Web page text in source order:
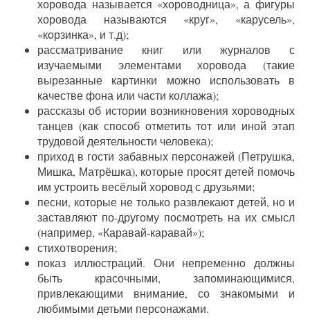
хоровода называется «хороводница», а фигуры
хоровода называются «круг», «карусель»,
«корзинка», и т.д);
рассматривание книг или журналов с
изучаемыми элементами хоровода (такие
вырезанные картинки можно использовать в
качестве фона или части коллажа);
рассказы об истории возникновения хороводных
танцев (как способ отметить тот или иной этап
трудовой деятельности человека);
приход в гости забавных персонажей (Петрушка,
Мишка, Матрёшка), которые просят детей помочь
им устроить весёлый хоровод с друзьями;
песни, которые не только развлекают детей, но и
заставляют по-другому посмотреть на их смысл
(например, «Каравай-каравай»);
стихотворения;
показ иллюстраций. Они непременно должны
быть красочными, запоминающимися,
привлекающими внимание, со знакомыми и
любимыми детьми персонажами.